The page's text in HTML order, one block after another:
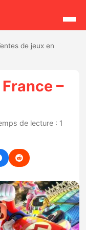
de jeux en
–
de lecture : 1